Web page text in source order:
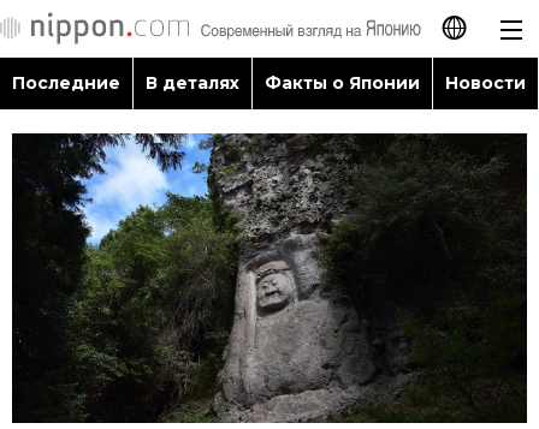
日本語
English
简体字
Français
Español
Последние
В деталях
Факты о Японии
Последние В деталях Факты о Японии Новости